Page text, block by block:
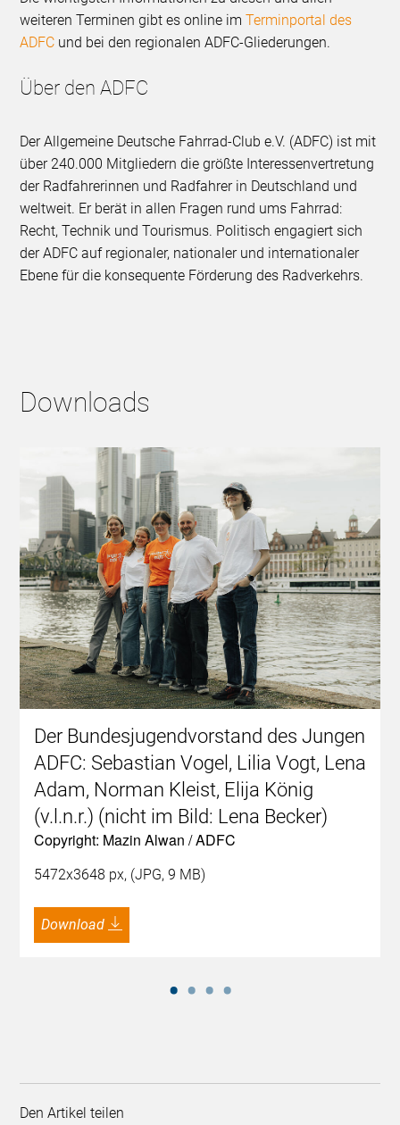
weiteren Terminen gibt es online imTerminportal des
ADFC und bei den regionalen ADFC-Gliederungen.
Über den ADFC
Der Allgemeine Deutsche Fahrrad-Club e.V. (ADFC) ist mit
über 240.000 Mitgliedern die größte Interessenvertretung
der Radfahrerinnen und Radfahrer in Deutschland und
weltweit. Er berät in allen Fragen rund ums Fahrrad:
Recht, Technik und Tourismus. Politisch engagiert sich
der ADFC auf regionaler, nationaler und internationaler
Ebene für die konsequente Förderung des Radverkehrs.
Downloads
Der Bundesjugendvorstand des Jungen
ADFC: Sebastian Vogel, Lilia Vogt, Lena
Adam, Norman Kleist, Elija König
(v.l.n.r.) (nicht im Bild: Lena Becker)
Copyright: Mazin Alwan / ADFC
5472x3648 px, (JPG, 9 MB)
Download
Den Artikel teilen